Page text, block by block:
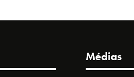
Médias